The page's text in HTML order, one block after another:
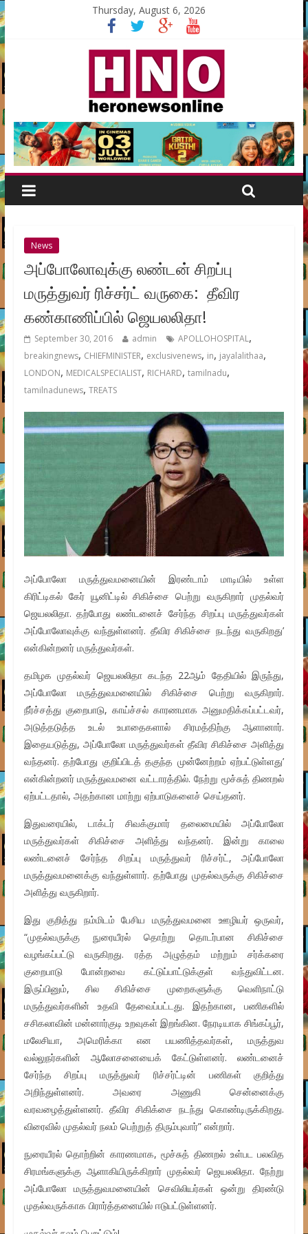
Thursday, August 6, 2026
News
அப்போலோவுக்கு லண்டன் சிறப்பு
மருத்துவர் ரிச்சர்ட் வருகை: தீவிர
கண்காணிப்பில் ஜெயலலிதா!
September 30, 2016 admin APOLLOHOSPITAL,
breakingnews, CHIEFMINISTER, exclusivenews, in, jayalalithaa,
LONDON, MEDICALSPECIALIST, RICHARD, tamilnadu,
tamilnadunews, TREATS
அப்போலோ மருத்துவமனையின் இரண்டாம் மாடியில் உள்ள
கிரிட்டிகல் கேர் யூனிட்டில் சிகிச்சை பெற்று வருகிறார் முதல்வர்
ஜெயலலிதா. தற்போது லண்டனைச் சேர்ந்த சிறப்பு மருத்துவர்கள்
அப்போலோவுக்கு வந்துள்ளனர். தீவிர சிகிச்சை நடந்து வருகிறது’
என்கின்றனர் மருத்துவர்கள்.
தமிழக முதல்வர் ஜெயலலிதா கடந்த 22ஆம் தேதியில் இருந்து,
அப்போலோ மருத்துவமனையில் சிகிச்சை பெற்று வருகிறார்.
நீர்ச்சத்து குறைபாடு, காய்ச்சல் காரணமாக அனுமதிக்கப்பட்டவர்,
அடுத்தடுத்த உடல் உபாதைகளால் சிரமத்திற்கு ஆளானார்.
இதையடுத்து, அப்போலோ மருத்துவர்கள் தீவிர சிகிச்சை அளித்து
வந்தனர். தற்போது குறிப்பிடத் தகுந்த முன்னேற்றம் ஏற்பட்டுள்ளது’
என்கின்றனர் மருத்துவமனை வட்டாரத்தில். நேற்று மூச்சுத் திணறல்
ஏற்பட்டதால், அதற்கான மாற்று ஏற்பாடுகளைச் செய்தனர்.
இதுவரையில், டாக்டர் சிவக்குமார் தலைமையில் அப்போலோ
மருத்துவர்கள் சிகிச்சை அளித்து வந்தனர். இன்று காலை
லண்டனைச் சேர்ந்த சிறப்பு மருத்துவர் ரிச்சர்ட், அப்போலோ
மருத்துவமனைக்கு வந்துள்ளார். தற்போது முதல்வருக்கு சிகிச்சை
அளித்து வருகிறார்.
இது குறித்து நம்மிடம் பேசிய மருத்துவமனை ஊழியர் ஒருவர்,
“முதல்வருக்கு நுரையீரல் தொற்று தொடர்பான சிகிச்சை
வழங்கப்பட்டு வருகிறது. ரத்த அழுத்தம் மற்றும் சர்க்கரை
குறைபாடு போன்றவை கட்டுப்பாட்டுக்குள் வந்துவிட்டன.
இருப்பினும், சில சிகிச்சை முறைகளுக்கு வெளிநாட்டு
மருத்துவர்களின் உதவி தேவைப்பட்டது. இதற்கான, பணிகளில்
சசிகலாவின் மன்னார்குடி உறவுகள் இறங்கின. நேரடியாக சிங்கப்பூர்,
மலேசியா, அமெரிக்கா என பயணித்தவர்கள், மருத்துவ
வல்லுநர்களின் ஆலோசனையைக் கேட்டுள்ளனர். லண்டனைச்
சேர்ந்த சிறப்பு மருத்துவர் ரிச்சர்ட்டின் பணிகள் குறித்து
அறிந்துள்ளனர். அவரை அணுகி சென்னைக்கு
வரவழைத்துள்ளனர். தீவிர சிகிக்சை நடந்து கொண்டிருக்கிறது.
விரைவில் முதல்வர் நலம் பெற்றுத் திரும்புவார்” என்றார்.
நுரையீரல் தொற்றின் காரணமாக, மூச்சுத் திணறல் உள்பட பலவித
சிரமங்களுக்கு ஆளாகியிருக்கிறார் முதல்வர் ஜெயலலிதா. நேற்று
அப்போலோ மருத்துவமனையின் செவிலியர்கள் ஒன்று திரண்டு
முதல்வருக்காக பிரார்த்தனையில் ஈடுபட்டுள்ளனர்.